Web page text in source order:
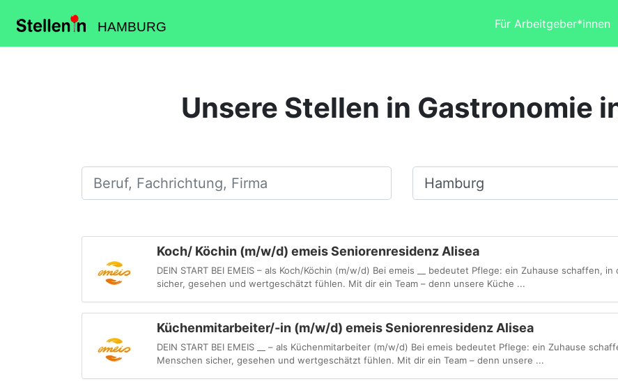
HAMBURG Für Arbeitgeber*innen
Unsere Stellen in Gastronomie
Beruf, Fachrichtung, Firma Ort, Stadt
Koch/ Köchin (m/w/d) emeis Seniorenresidenz Alisea
DEIN START BEI EMEIS – als Koch/Köchin (m/w/d) Bei emeis __ bedeutet Pflege: ein Zuhause schaffen,
sicher, gesehen und wertgeschätzt fühlen. Mit dir ein Team – denn unsere Küche ...
Küchenmitarbeiter/-in (m/w/d) emeis Seniorenresidenz Alisea
DEIN START BEI EMEIS __ – als Küchenmitarbeiter (m/w/d) Bei emeis bedeutet Pflege: ein Zuhause
Menschen sicher, gesehen und wertgeschätzt fühlen. Mit dir ein Team – denn unsere ...